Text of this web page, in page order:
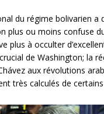
du régime bolivarien
plus ou moins confuse
plus à occulter
de Washington; la
aux révolutions
très calculés de